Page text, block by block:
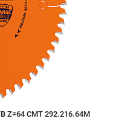
Z=64 CMT 292.216.64M